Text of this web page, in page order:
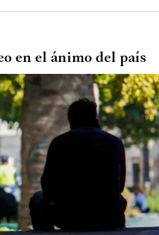
en el ánimo del país